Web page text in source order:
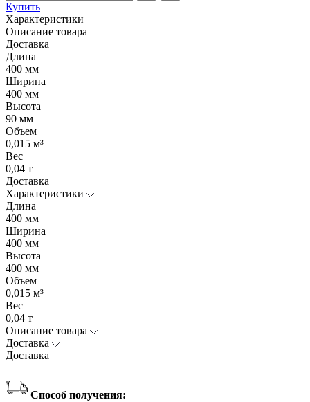
Купить
Характеристики
Описание товара
Доставка
Длина
400 мм
Ширина
400 мм
Высота
90 мм
Объем
0,015 м³
Вес
0,04 т
Доставка
Характеристики
Длина
400 мм
Ширина
400 мм
Высота
400 мм
Объем
0,015 м³
Вес
0,04 т
Описание товара
Доставка
Доставка
Способ получения: